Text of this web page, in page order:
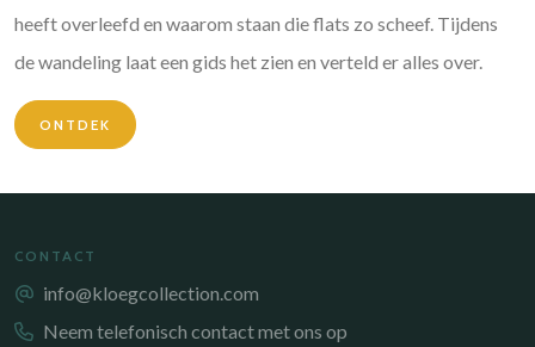
heeft overleefd en waarom staan die flats zo scheef. Tijdens
de wandeling laat een gids het zien en verteld er alles over.
ONTDEK
CONTACT
info@kloegcollection.com
Neem telefonisch contact met ons op